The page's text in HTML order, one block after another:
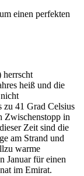
einen perfekten
herrscht
heiß und die
zu 41 Grad Celsius
Zwischenstopp in
Zeit sind die
am Strand und
warme
Januar für einen
im Emirat.